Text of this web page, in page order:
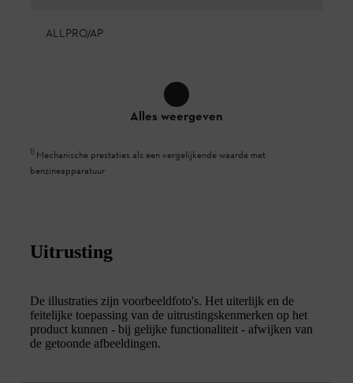
ALLPRO/AP
Alles weergeven
1) Mechanische prestaties als een vergelijkende waarde met
benzineapparatuur
Uitrusting
De illustraties zijn voorbeeldfoto's. Het uiterlijk en de
feitelijke toepassing van de uitrustingskenmerken op het
product kunnen - bij gelijke functionaliteit - afwijken van
de getoonde afbeeldingen.